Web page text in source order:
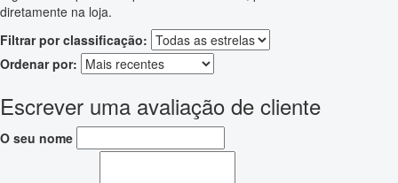
diretamente na loja.
Filtrar por classificação:
Ordenar por:
Escrever uma avaliação de cliente
O seu nome